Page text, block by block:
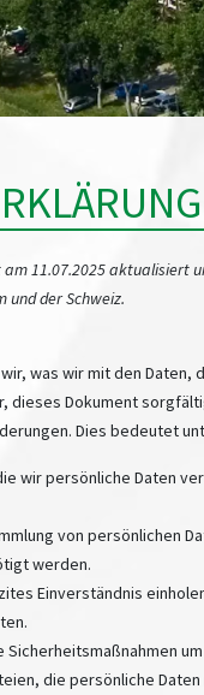
11.07.2025 aktualisiert
und der Schweiz.
was wir mit den Daten,
dieses Dokument
Dies bedeutet
wir persönliche Daten
von persönlichen
werden.
Einverständnis
die persönliche